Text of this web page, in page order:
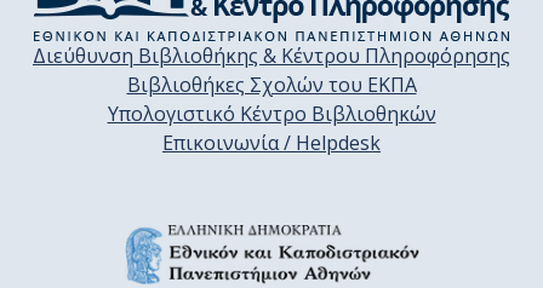
Διεύθυνση Βιβλιοθήκης & Κέντρου Πληροφόρησης
Βιβλιοθήκες Σχολών του ΕΚΠΑ
Υπολογιστικό Κέντρο Βιβλιοθηκών
Επικοινωνία / Helpdesk